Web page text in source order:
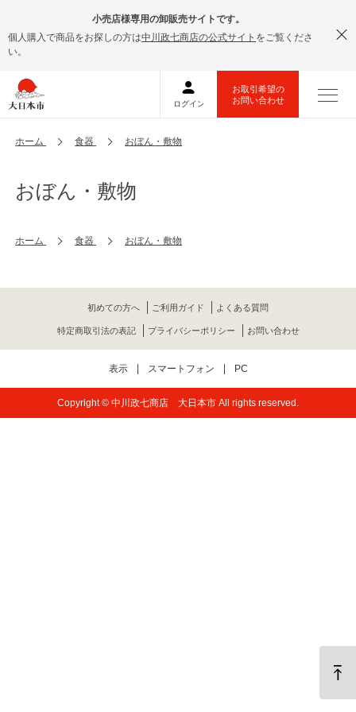
小売店様専用の卸販売サイトです。
個人購入で商品をお探しの方は中川政七商店の公式サイト をご覧くださ
い。
ホーム 食器 おぼん・敷物
おぼん・敷物
ホーム 食器 おぼん・敷物
初めての方へ ご利用ガイド よくある質問
特定商取引法の表記 プライバシーポリシー お問い合わせ
表示 スマートフォン PC
Copyright © 中川政七商店 大日本市 All rights reserved.